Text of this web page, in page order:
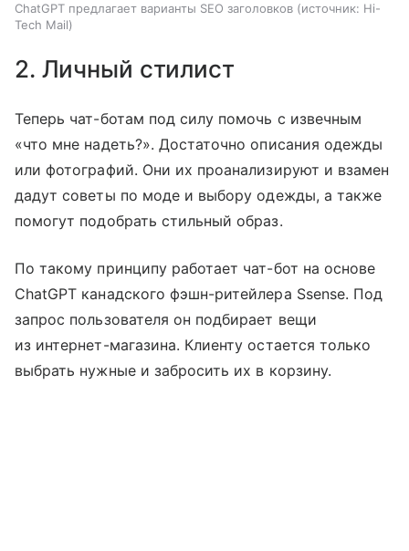
ChatGPT предлагает варианты SEO заголовков источник: Hi-
Tech Mail
2. Личный стилист
Теперь чат-ботам под силу помочь с извечным
«что мне надеть?». Достаточно описания одежды
или фотографий. Они их проанализируют и взамен
дадут советы по моде и выбору одежды, а также
помогут подобрать стильный образ.
По такому принципу работает чат-бот на основе
ChatGPT канадского фэшн-ритейлера Ssense. Под
запрос пользователя он подбирает вещи
из интернет-магазина. Клиенту остается только
выбрать нужные и забросить их в корзину.